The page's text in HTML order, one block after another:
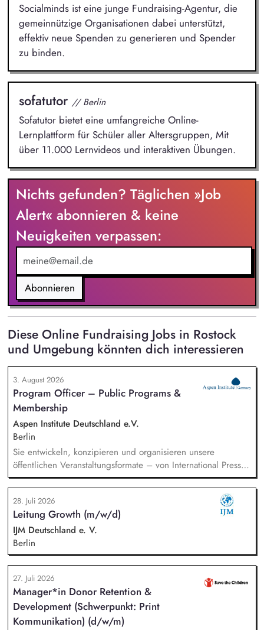
Socialminds ist eine junge Fundraising-Agentur, die
gemeinnützige Organisationen dabei unterstützt,
effektiv neue Spenden zu generieren und Spender
zu binden.
sofatutor // Berlin
Sofatutor bietet eine umfangreiche Online-
Lernplattform für Schüler aller Altersgruppen, Mit
über 11.000 Lernvideos und interaktiven Übungen.
Nichts gefunden? Täglichen »Job
Alert« abonnieren & keine
Neuigkeiten verpassen:
Abonnieren
Diese Online Fundraising Jobs in Rostock
und Umgebung könnten dich interessieren
3. August 2026
Program Officer – Public Programs &
Membership
Aspen Institute Deutschland e.V.
Berlin
Sie entwickeln, konzipieren und organisieren unsere
öffentlichen Veranstaltungsformate – von International Press
Roundtables, Deep Dive Discussions und Aspen Fireside
Chats bis hin zu besonderen Formaten wie der Aspen
Summer Party, der Aspen Gala und neuen
Veranstaltungsformaten. Sie identifizieren aktuelle politische
Themen und gewinnen hochrangige Referentinnen sowie
Diskussionspartnerinnen aus Politik, Wirtschaft, Wissenschaft,
Medien und Zivilgesellschaft.
28. Juli 2026
Leitung Growth (m/w/d)
IJM Deutschland e. V.
Berlin
27. Juli 2026
Manager*in Donor Retention &
Development (Schwerpunkt: Print
Kommunikation) (d/w/m)